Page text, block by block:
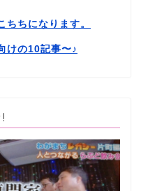
ちになります。
けの10記事〜♪